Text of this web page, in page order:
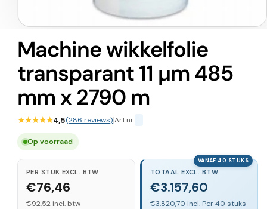
1
openen
in
modaal
Machine wikkelfolie
transparant 11 µm 485
mm x 2790 m
★★★★★4,5(286 reviews)|Art.nr:
Op voorraad
PER STUK EXCL. BTW
€76,46
€92,52 incl. btw
VANAF 40 STUKS
TOTAAL EXCL. BTW
€3.157,60
€3.820,70 incl. Per 40 stuks